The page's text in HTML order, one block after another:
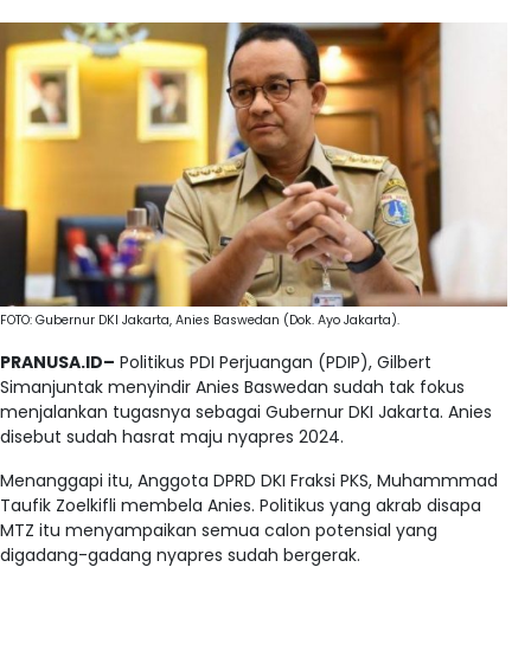
FOTO: Gubernur DKI Jakarta, Anies Baswedan (Dok. Ayo Jakarta).
PRANUSA.ID– Politikus PDI Perjuangan (PDIP), Gilbert
Simanjuntak menyindir Anies Baswedan sudah tak fokus
menjalankan tugasnya sebagai Gubernur DKI Jakarta. Anies
disebut sudah hasrat maju nyapres 2024.
Menanggapi itu, Anggota DPRD DKI Fraksi PKS, Muhammmad
Taufik Zoelkifli membela Anies. Politikus yang akrab disapa
MTZ itu menyampaikan semua calon potensial yang
digadang-gadang nyapres sudah bergerak.